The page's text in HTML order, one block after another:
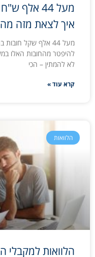
מעל 44
איך לצאת מזה
מעל 44 אלף שקל
להיפטר מהחובות האלו
לא להמתין – הכי
קרא עוד »
הלוואות
הלוואות